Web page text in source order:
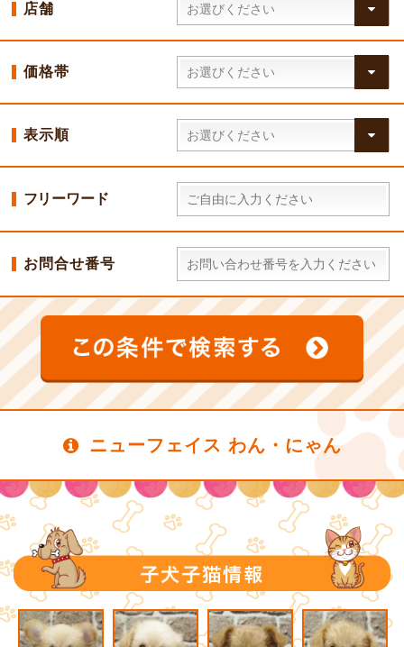
店舗
価格帯
表示順
フリーワード
お問合せ番号
ニューフェイス わん・にゃん